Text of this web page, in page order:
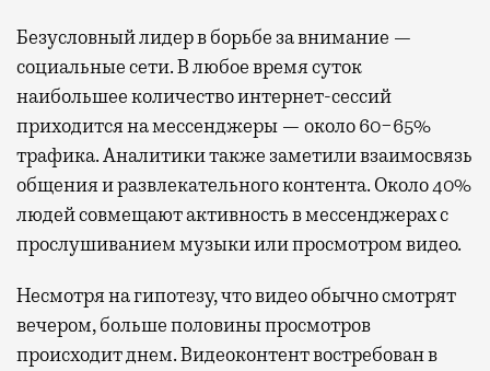
Безусловный лидер в борьбе за внимание —
социальные сети. В любое время суток
наибольшее количество интернет-сессий
приходится на мессенджеры — около 60−65%
трафика. Аналитики также заметили взаимосвязь
общения и развлекательного контента. Около 40%
людей совмещают активность в мессенджерах с
прослушиванием музыки или просмотром видео.
Несмотря на гипотезу, что видео обычно смотрят
вечером, больше половины просмотров
происходит днем. Видеоконтент востребован в